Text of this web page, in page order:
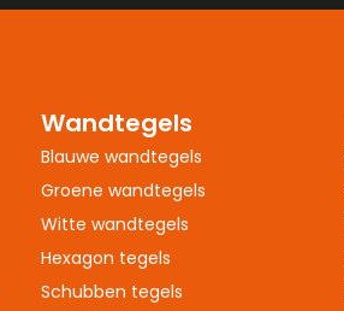
Wandtegels
Blauwe wandtegels
Groene wandtegels
Witte wandtegels
Hexagon tegels
Schubben tegels